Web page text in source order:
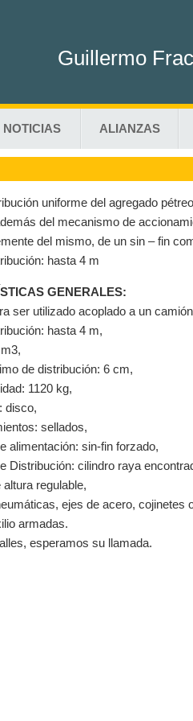
Guillermo
NOTICIAS ALIANZAS
uniforme del agregado
del mecanismo de
del mismo, de un sin – fin
hasta 4 m
GENERALES:
ser utilizado acoplado a un
hasta 4 m,
de distribución: 6 cm,
1120 kg,
disco,
sellados,
alimentación: sin-fin forzado,
Distribución: cilindro raya
regulable,
ejes de acero, cojinetes
armadas.
esperamos su llamada.